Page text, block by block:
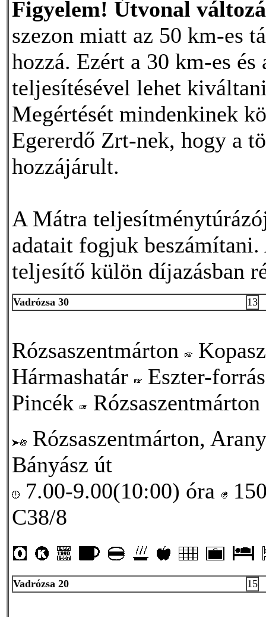
Figyelem! Útvonal
szezon miatt az 50 km-es
hozzá. Ezért a 30 km-es
teljesítésével lehet
Megértését mindenkinek
Egererdő Zrt-nek, hogy a
hozzájárult.
A Mátra
adatait fogjuk
teljesítő külön díjazásban
Vadrózsa 30 13
Rózsaszentmárton
Hármashatár
Eszter-
Pincék
Rózsaszentmárton
Rózsaszentmárton,
Bányász út
7.00-9.00(10:00) óra
C38/8
Vadrózsa 20 15